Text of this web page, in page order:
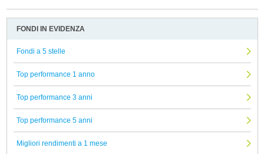
FONDI IN EVIDENZA
Fondi a 5 stelle
Top performance 1 anno
Top performance 3 anni
Top performance 5 anni
Migliori rendimenti a 1 mese